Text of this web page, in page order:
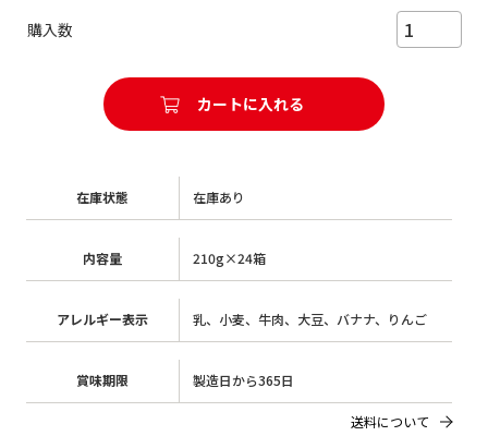
購入数
在庫状態 在庫あり
内容量 210g×24箱
アレルギー表示 乳、小麦、牛肉、大豆、バナナ、りんご
賞味期限 製造日から365日
送料について